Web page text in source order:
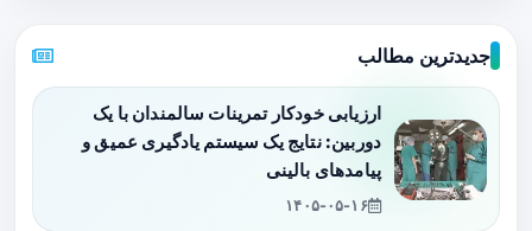
جدیدترین مطالب
ارزیابی خودکار تمرینات سالمندان با یک
دوربین: نتایج یک سیستم یادگیری عمیق و
پیامدهای بالینی
۱۴۰۵-۰۵-۱۶